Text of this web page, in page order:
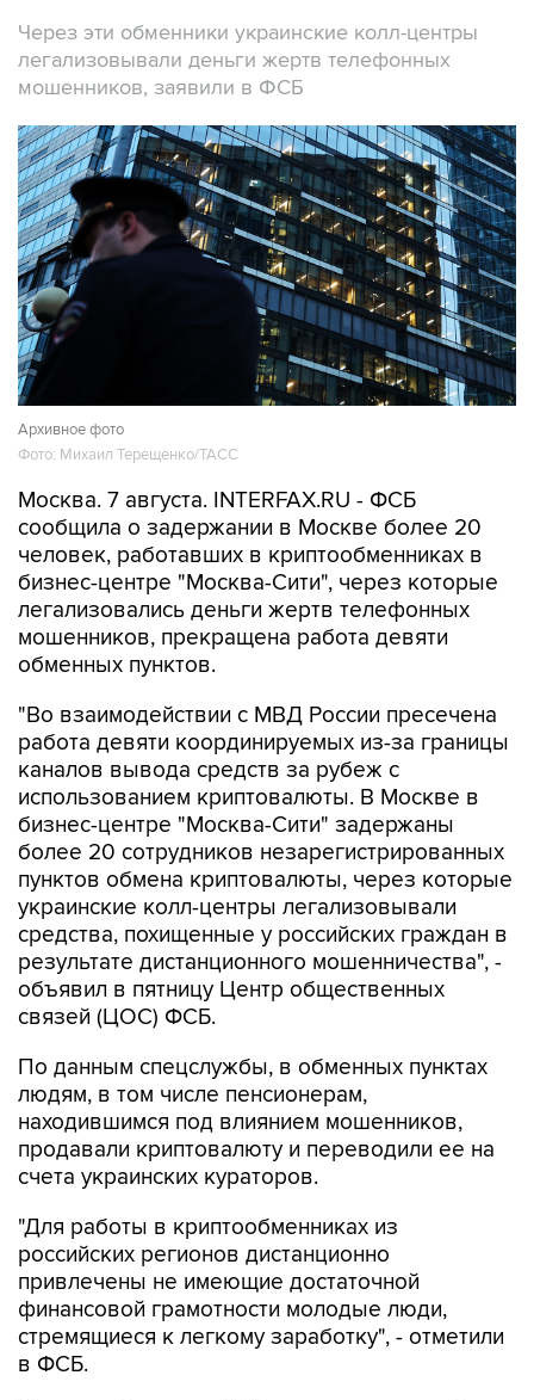
Через эти обменники украинские колл-центры
легализовывали деньги жертв телефонных
мошенников, заявили в ФСБ
Архивное фото
Фото: Михаил Терещенко/ТАСС
Москва. 7 августа. INTERFAX.RU - ФСБ
сообщила о задержании в Москве более 20
человек, работавших в криптообменниках в
бизнес-центре "Москва-Сити", через которые
легализовались деньги жертв телефонных
мошенников, прекращена работа девяти
обменных пунктов.
"Во взаимодействии с МВД России пресечена
работа девяти координируемых из-за границы
каналов вывода средств за рубеж с
использованием криптовалюты. В Москве в
бизнес-центре "Москва-Сити" задержаны
более 20 сотрудников незарегистрированных
пунктов обмена криптовалюты, через которые
украинские колл-центры легализовывали
средства, похищенные у российских граждан в
результате дистанционного мошенничества", -
объявил в пятницу Центр общественных
связей (ЦОС) ФСБ.
По данным спецслужбы, в обменных пунктах
людям, в том числе пенсионерам,
находившимся под влиянием мошенников,
продавали криптовалюту и переводили ее на
счета украинских кураторов.
"Для работы в криптообменниках из
российских регионов дистанционно
привлечены не имеющие достаточной
финансовой грамотности молодые люди,
стремящиеся к легкому заработку", - отметили
в ФСБ.